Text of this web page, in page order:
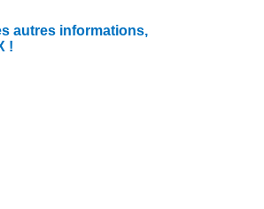
autres informations,
!